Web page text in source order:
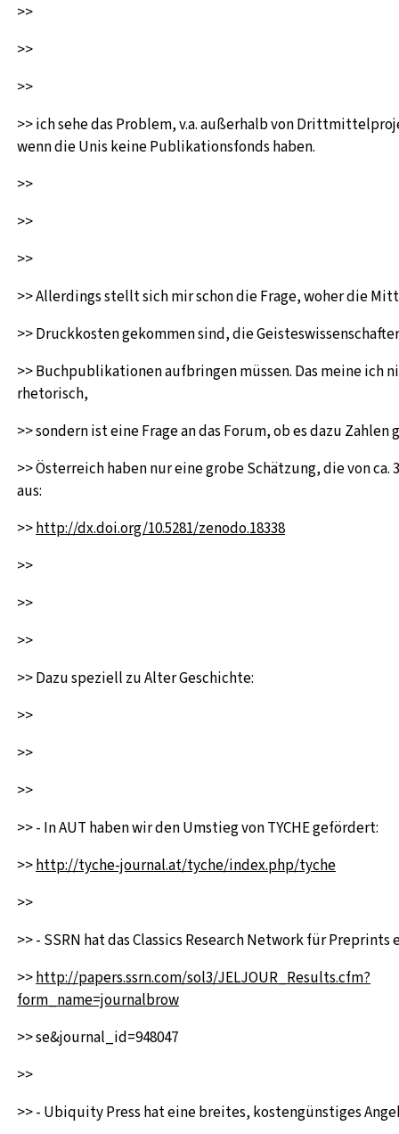
>>
>>
>>
>> ich sehe das Problem, v.a. außerhalb von
wenn die Unis keine Publikationsfonds haben.
>>
>>
>>
>> Allerdings stellt sich mir schon die Frage, woher die
>> Druckkosten gekommen sind, die
>> Buchpublikationen aufbringen müssen. Das meine ich
rhetorisch,
>> sondern ist eine Frage an das Forum, ob es dazu Zahlen
>> Österreich haben nur eine grobe Schätzung, die von ca.
aus:
>>http://dx.doi.org/10.5281/zenodo.18338
>>
>>
>>
>> Dazu speziell zu Alter Geschichte:
>>
>>
>>
>> - In AUT haben wir den Umstieg von TYCHE gefördert:
>>http://tyche-journal.at/tyche/index.php/tyche
>>
>> - SSRN hat das Classics Research Network für
>>http://papers.ssrn.com/sol3/JELJOUR_Results.cfm?
form_name=journalbrow
>> se&journal_id=948047
>>
>> - Ubiquity Press hat eine breites, kostengünstiges